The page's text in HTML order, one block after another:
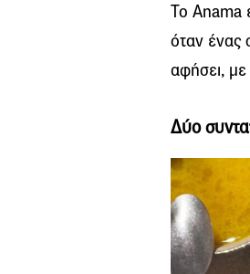
Το Anama
όταν ένας
αφήσει,
Δύο